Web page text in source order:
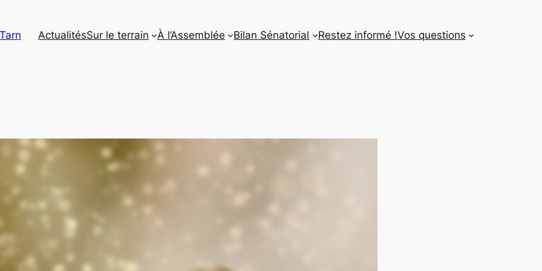
ActualitésSur le terrain À l’Assemblée Bilan Sénatorial Restez informé !Vos questions